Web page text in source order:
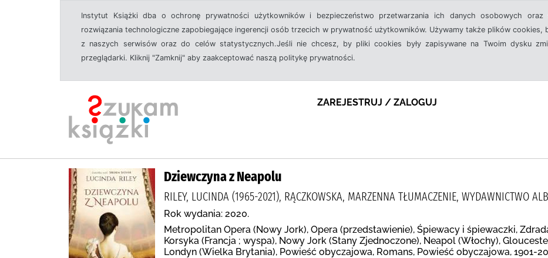
Instytut Książki dba o ochronę prywatności użytkowników i bezpieczeństwo przetwarzania ich danych osobowych oraz
rozwiązania technologiczne zapobiegające ingerencji osób trzecich w prywatność użytkowników. Używamy także plików cookies,
z naszych serwisów oraz do celów statystycznych.Jeśli nie chcesz, by pliki cookies były zapisywane na Twoim dysku
przeglądarki. Kliknij "Zamknij" aby zaakceptować naszą politykę prywatności.
ZAREJESTRUJ / ZALOGUJ
Dziewczyna z Neapolu
RILEY, LUCINDA (1965-2021), RĄCZKOWSKA, MARZENNA TŁUMACZENIE, WYDAWNICTWO
Rok wydania: 2020.
Metropolitan Opera (Nowy Jork), Opera (przedstawienie), Śpiewacy i śpiewaczki,
Korsyka (Francja ; wyspa), Nowy Jork (Stany Zjednoczone), Neapol (Włochy),
Londyn (Wielka Brytania), Powieść obyczajowa, Romans, Powieść obyczajowa, 1901-